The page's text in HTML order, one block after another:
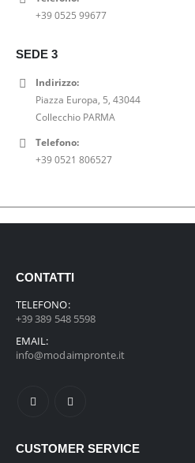
+39 0525 99677
SEDE 3
Indirizzo:
Piazza Europa, 5, 43044
Collecchio PARMA
Telefono:
+39 0521 806527
CONTATTI
TELEFONO:
+39 389 548 5598
EMAIL:
info@modaimpronte.it
CUSTOMER SERVICE